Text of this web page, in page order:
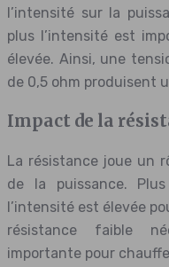
l’intensité sur la
plus l’intensité est
élevée. Ainsi, une
de 0,5 ohm produisent
Impact de la
La résistance joue un
de la puissance.
l’intensité est élevée
résistance faible
importante pour